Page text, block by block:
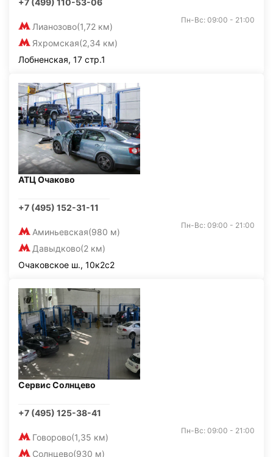
+7 (499) 110-53-06
Лианозово(1,72 км)
Яхромская(2,34 км)
Пн-Вс: 09:00 - 21:00
Лобненская, 17 стр.1
АТЦ Очаково
+7 (495) 152-31-11
Аминьевская(980 м)
Давыдково(2 км)
Пн-Вс: 09:00 - 21:00
Очаковское ш., 10к2с2
Сервис Солнцево
+7 (495) 125-38-41
Говорово(1,35 км)
Солнцево(930 м)
Пн-Вс: 09:00 - 21:00